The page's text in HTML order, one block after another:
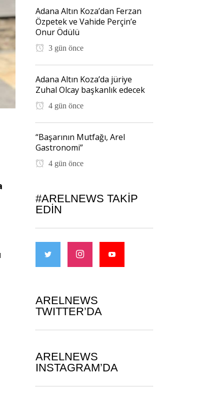
Adana Altın Koza’dan Ferzan
Özpetek ve Vahide Perçin’e
Onur Ödülü
3 gün önce
Adana Altın Koza’da jüriye
Zuhal Olcay başkanlık edecek
4 gün önce
“Başarının Mutfağı, Arel
Gastronomi”
4 gün önce
#ARELNEWS TAKIP
EDIN
ARELNEWS
TWITTER’DA
ARELNEWS
INSTAGRAM’DA